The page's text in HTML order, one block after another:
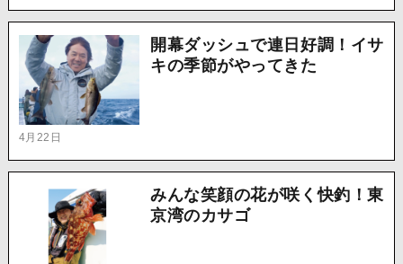
4月22日
開幕ダッシュで連日好調！イサ
キの季節がやってきた
みんな笑顔の花が咲く快釣！東
京湾のカサゴ